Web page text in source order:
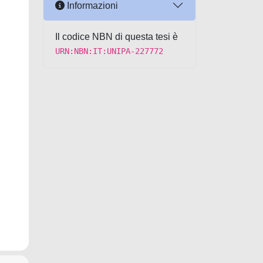
Informazioni
Il codice NBN di questa tesi è
URN:NBN:IT:UNIPA-227772